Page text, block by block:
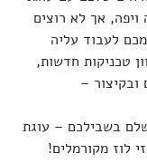
אך לא רוצים
לעבוד עליה
טכניקות חדשות,
ובקיצור –
בשבילכם – עוגת
לוז מקורמלים!